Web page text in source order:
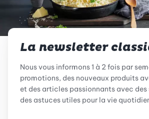
La newsletter
Nous vous informons 1 à 2 fois par
promotions, des nouveaux produits
et des articles passionnants avec
des astuces utiles pour la vie